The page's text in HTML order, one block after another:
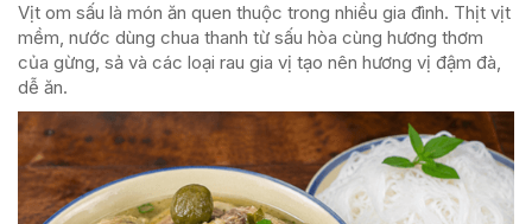
Vịt om sấu là món ăn quen thuộc trong nhiều gia đình. Thịt vịt
mềm, nước dùng chua thanh từ sấu hòa cùng hương thơm
của gừng, sả và các loại rau gia vị tạo nên hương vị đậm đà,
dễ ăn.